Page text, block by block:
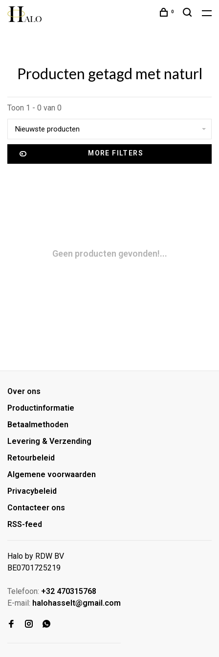
0
Producten getagd met naturl
Toon 1 - 0 van 0
Nieuwste producten
MORE FILTERS
Geen producten gevonden!...
Over ons
Productinformatie
Betaalmethoden
Levering & Verzending
Retourbeleid
Algemene voorwaarden
Privacybeleid
Contacteer ons
RSS-feed
Halo by RDW BV
BE0701725219
Telefoon: +32 470315768
E-mail: halohasselt@gmail.com